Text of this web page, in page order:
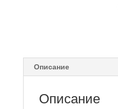
Описание
Описание